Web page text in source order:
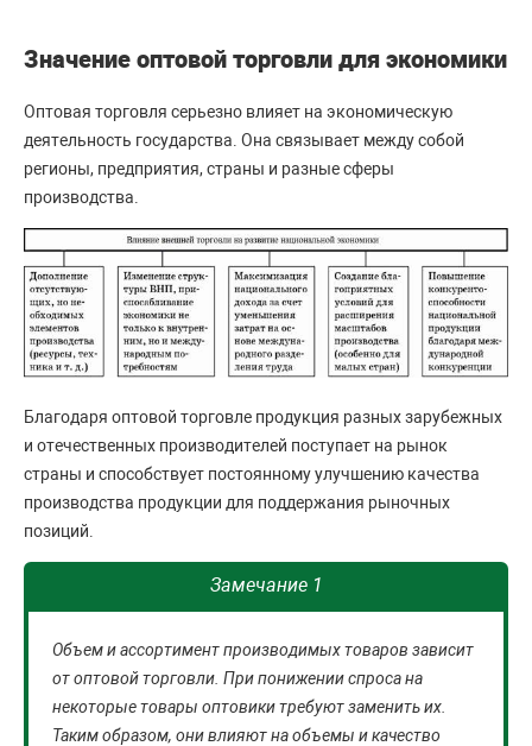
Значение оптовой торговли для экономики
Оптовая торговля серьезно влияет на экономическую
деятельность государства. Она связывает между собой
регионы, предприятия, страны и разные сферы
производства.
Благодаря оптовой торговле продукция разных зарубежных
и отечественных производителей поступает на рынок
страны и способствует постоянному улучшению качества
производства продукции для поддержания рыночных
позиций.
Замечание 1
Объем и ассортимент производимых товаров зависит
от оптовой торговли. При понижении спроса на
некоторые товары оптовики требуют заменить их.
Таким образом, они влияют на объемы и качество